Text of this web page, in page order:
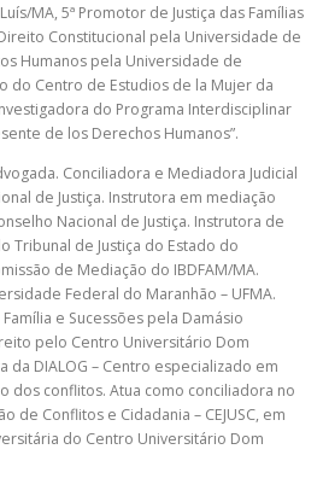
MA, 5ª Promotor de Justiça das Famílias
Constitucional pela Universidade de
Humanos pela Universidade de
do Centro de Estudios de la Mujer da
do Programa Interdisciplinar
de los Derechos Humanos”.
Conciliadora e Mediadora Judicial
de Justiça. Instrutora em mediação
Nacional de Justiça. Instrutora de
Tribunal de Justiça do Estado do
de Mediação do IBDFAM/MA.
Federal do Maranhão – UFMA.
e Sucessões pela Damásio
pelo Centro Universitário Dom
da DIALOG – Centro especializado em
dos conflitos. Atua como conciliadora no
de Conflitos e Cidadania – CEJUSC, em
do Centro Universitário Dom